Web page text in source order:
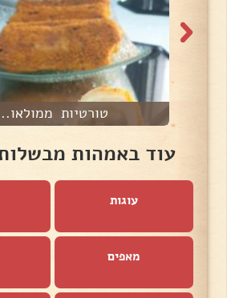
טורטיות
עוד באמהות
עוגות
מאפים